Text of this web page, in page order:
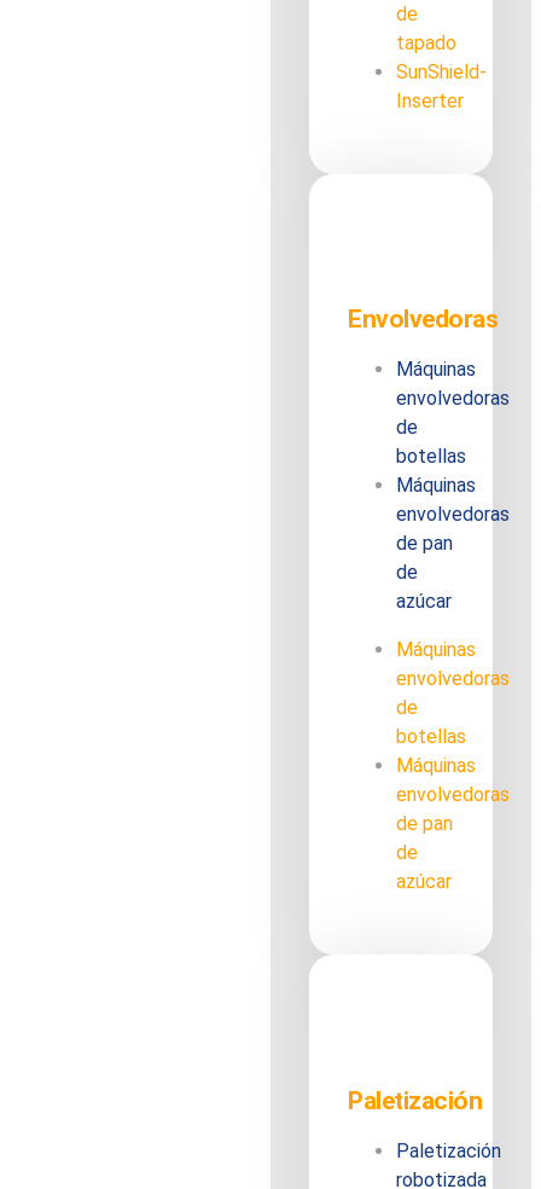
de
tapado
SunShield-
Inserter
Envolvedoras
Máquinas
envolvedoras
de
botellas
Máquinas
envolvedoras
de pan
de
azúcar
Máquinas
envolvedoras
de
botellas
Máquinas
envolvedoras
de pan
de
azúcar
Paletización
Paletización
robotizada